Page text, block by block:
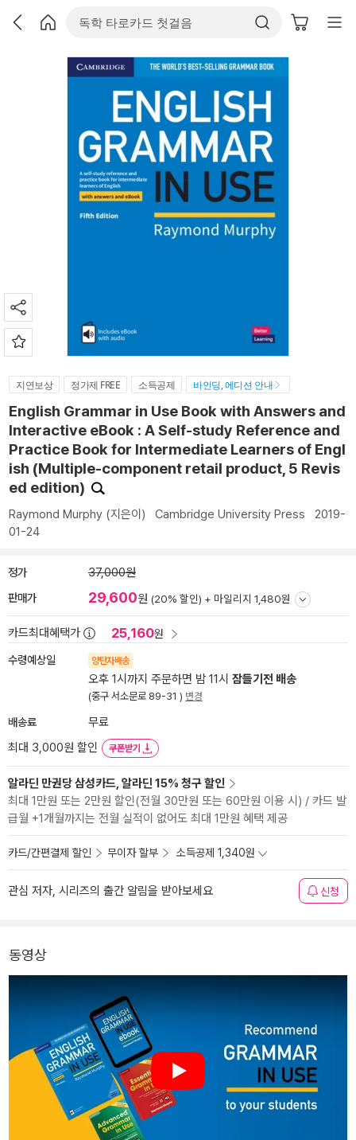
지연보상 정가제 FREE 소득공제 바인딩, 에디션 안내
English Grammar in Use Book with Answers and
Interactive eBook : A Self-study Reference and
Practice Book for Intermediate Learners of Engl
ish (Multiple-component retail product, 5 Revis
ed edition)
Raymond Murphy (지은이) Cambridge University Press 2019-
01-24
정가 37,000원
판매가 29,600원 (20% 할인) + 마일리지 1,480원
카드최대혜택가 25,160원
수령예상일 양탄자배송
오후 1시까지 주문하면 밤 11시 잠들기전 배송
(중구 서소문로 89-31 ) 변경
배송료
무료
최대 3,000원 할인
쿠폰받기
알라딘 만권당 삼성카드, 알라딘 15% 청구 할인
최대 1만원 또는 2만원 할인(전월 30만원 또는 60만원 이용 시) / 카드 발
급월 +1개월까지는 전월 실적이 없어도 최대 1만원 혜택 제공
카드/간편결제 할인 무이자 할부 소득공제 1,340원
관심 저자, 시리즈의 출간 알림을 받아보세요 신청
동영상
Play